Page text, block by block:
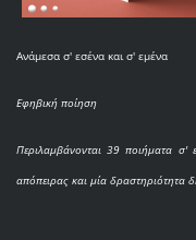
Ανάμεσα σ' εσένα και σ' εμένα
Εφηβική ποίηση
Περιλαμβάνονται 39 ποιήματα σ'
απόπειρας και μία δραστηριότητα